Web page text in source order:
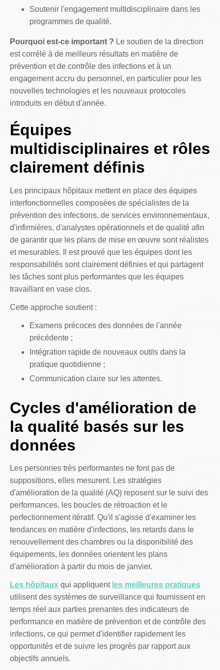
Soutenir l'engagement multidisciplinaire dans les
programmes de qualité.
Pourquoi est-ce important ? Le soutien de la direction
est corrélé à de meilleurs résultats en matière de
prévention et de contrôle des infections et à un
engagement accru du personnel, en particulier pour les
nouvelles technologies et les nouveaux protocoles
introduits en début d'année.
Équipes
multidisciplinaires et rôles
clairement définis
Les principaux hôpitaux mettent en place des équipes
interfonctionnelles composées de spécialistes de la
prévention des infections, de services environnementaux,
d'infirmières, d'analystes opérationnels et de qualité afin
de garantir que les plans de mise en œuvre sont réalistes
et mesurables. Il est prouvé que les équipes dont les
responsabilités sont clairement définies et qui partagent
les tâches sont plus performantes que les équipes
travaillant en vase clos.
Cette approche soutient :
Examens précoces des données de l'année
précédente ;
Intégration rapide de nouveaux outils dans la
pratique quotidienne ;
Communication claire sur les attentes.
Cycles d'amélioration de
la qualité basés sur les
données
Les personnes très performantes ne font pas de
suppositions, elles mesurent. Les stratégies
d'amélioration de la qualité (AQ) reposent sur le suivi des
performances, les boucles de rétroaction et le
perfectionnement itératif. Qu'il s'agisse d'examiner les
tendances en matière d'infections, les retards dans le
renouvellement des chambres ou la disponibilité des
équipements, les données orientent les plans
d'amélioration à partir du mois de janvier.
Les hôpitauxqui appliquent les meilleures pratiques
utilisent des systèmes de surveillance qui fournissent en
temps réel aux parties prenantes des indicateurs de
performance en matière de prévention et de contrôle des
infections, ce qui permet d'identifier rapidement les
opportunités et de suivre les progrès par rapport aux
objectifs annuels.